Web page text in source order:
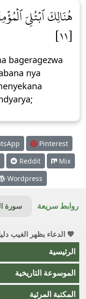
هُنَالِكَ ٱبۡتُلِيَ
[١١]
bageragezwa
nya
Pinterest
Reddit
Mix
Wordpress
روابط سريعة سورة
💖 الدعاء بظهر الغيب
الرئيسية
الموسوعة التاريخية
المكتبة المرئية